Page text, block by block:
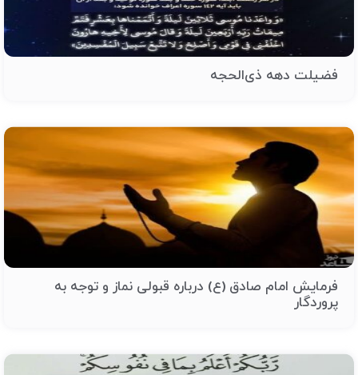
فضیلت دهه ذی‌الحجه
فرمایش امام صادق (ع) درباره قبولی نماز و توجه به
پروردگار